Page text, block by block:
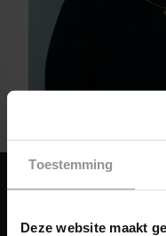
Toestemming
Deze website maakt